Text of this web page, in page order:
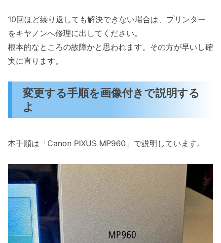
10回ほど繰り返しても解決できない場合は、プリンター
をキヤノンへ修理に出してください。
根本的なところの故障かと思われます。その方が早いし確
実に直ります。
変更する手順を画像付きで説明する
よ
本手順は「Canon PIXUS MP960」で説明しています。